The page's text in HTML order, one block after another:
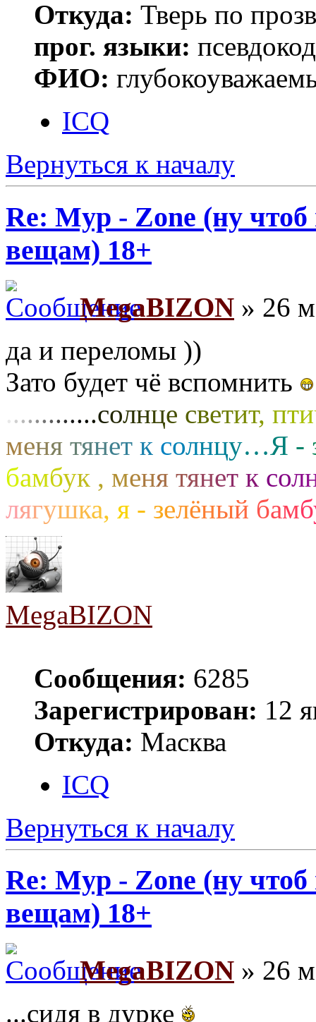
Откуда: Тверь по
прог. языки:
ФИО:
ICQ
Вернуться к началу
Re: Myp - Zone (ну
вещам) 18+
MegaBIZON » 26
да и переломы ))
Зато будет чё вспомнить
............солнце светит, пти
меня тянет к солнцу…Я -
бамбук , меня тянет к сол
лягушка, я - зелёный бамб
MegaBIZON
Сообщения: 6285
Зарегистрирован: 12
Откуда: Масква
ICQ
Вернуться к началу
Re: Myp - Zone (ну
вещам) 18+
MegaBIZON » 26
...сидя в дурке